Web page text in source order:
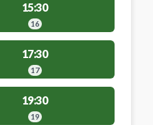
15:30
16
17:30
17
19:30
19